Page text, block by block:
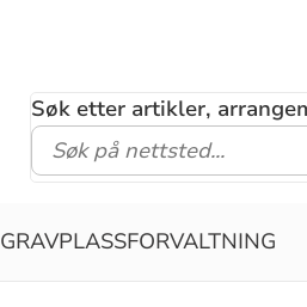
Søk etter artikler,
GRAVPLASSFORVALTNING